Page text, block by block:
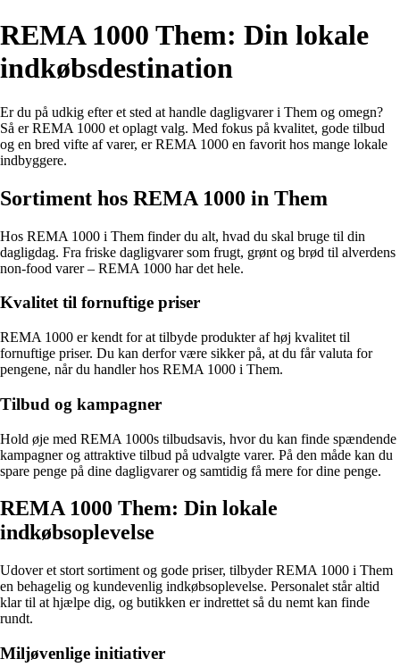
REMA 1000 Them: Din lokale
indkøbsdestination
Er du på udkig efter et sted at handle dagligvarer i Them og omegn?
Så er REMA 1000 et oplagt valg. Med fokus på kvalitet, gode tilbud
og en bred vifte af varer, er REMA 1000 en favorit hos mange lokale
indbyggere.
Sortiment hos REMA 1000 in Them
Hos REMA 1000 i Them finder du alt, hvad du skal bruge til din
dagligdag. Fra friske dagligvarer som frugt, grønt og brød til alverdens
non-food varer – REMA 1000 har det hele.
Kvalitet til fornuftige priser
REMA 1000 er kendt for at tilbyde produkter af høj kvalitet til
fornuftige priser. Du kan derfor være sikker på, at du får valuta for
pengene, når du handler hos REMA 1000 i Them.
Tilbud og kampagner
Hold øje med REMA 1000s tilbudsavis, hvor du kan finde spændende
kampagner og attraktive tilbud på udvalgte varer. På den måde kan du
spare penge på dine dagligvarer og samtidig få mere for dine penge.
REMA 1000 Them: Din lokale
indkøbsoplevelse
Udover et stort sortiment og gode priser, tilbyder REMA 1000 i Them
en behagelig og kundevenlig indkøbsoplevelse. Personalet står altid
klar til at hjælpe dig, og butikken er indrettet så du nemt kan finde
rundt.
Miljøvenlige initiativer